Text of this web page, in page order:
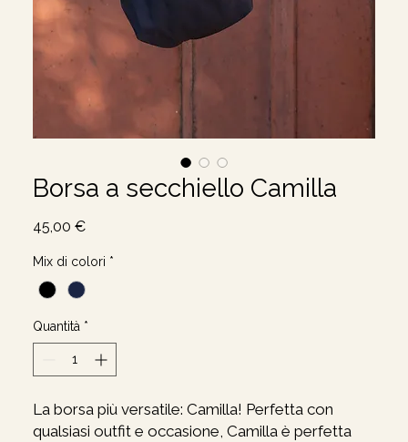
Borsa a secchiello Camilla
45,00 €Prezzo
Mix di colori *
Quantità *
La borsa più versatile: Camilla! Perfetta con
qualsiasi outfit e occasione, Camilla è perfetta